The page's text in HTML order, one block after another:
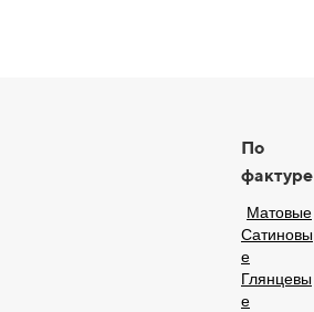
По
фактуре
Матовые
Сатиновы
е
Глянцевы
е